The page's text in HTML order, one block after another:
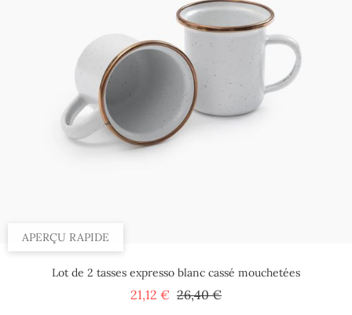
APERÇU RAPIDE
Lot de 2 tasses expresso blanc cassé mouchetées
21,12 € Prix
26,40 €Prix